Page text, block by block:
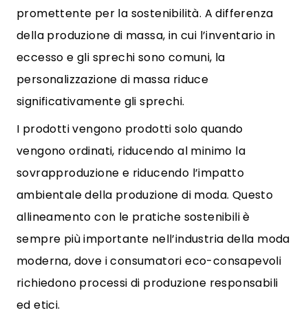
promettente per la sostenibilità. A differenza
della produzione di massa, in cui l’inventario in
eccesso e gli sprechi sono comuni, la
personalizzazione di massa riduce
significativamente gli sprechi.
I prodotti vengono prodotti solo quando
vengono ordinati, riducendo al minimo la
sovrapproduzione e riducendo l’impatto
ambientale della produzione di moda. Questo
allineamento con le pratiche sostenibili è
sempre più importante nell’industria della moda
moderna, dove i consumatori eco-consapevoli
richiedono processi di produzione responsabili
ed etici.